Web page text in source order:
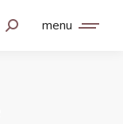
menu